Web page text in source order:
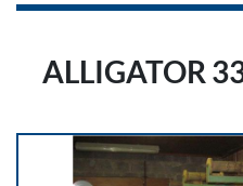
ALLIGATOR